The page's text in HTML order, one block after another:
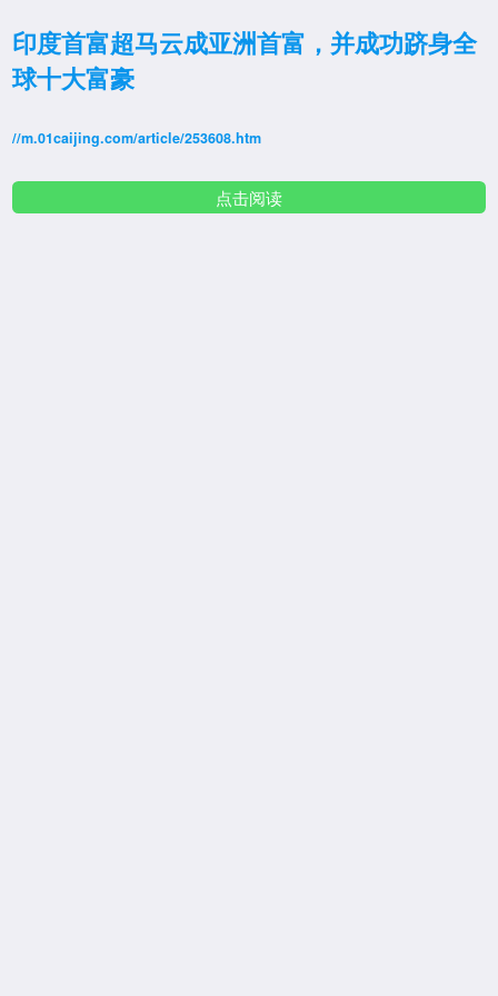
印度首富超马云成亚洲首富，并成功跻身全
球十大富豪
//m.01caijing.com/article/253608.htm
点击阅读